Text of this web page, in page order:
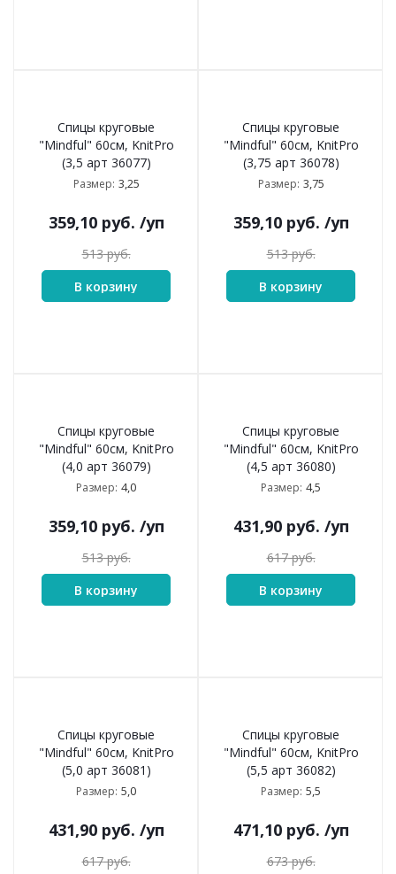
Спицы круговые
"Mindful" 60см, KnitPro
(3,5 арт 36077)
Размер: 3,25
359,10руб. /уп
513руб.
В корзину
Спицы круговые
"Mindful" 60см, KnitPro
(3,75 арт 36078)
Размер: 3,75
359,10руб. /уп
513руб.
В корзину
Спицы круговые
"Mindful" 60см, KnitPro
(4,0 арт 36079)
Размер: 4,0
359,10руб. /уп
513руб.
В корзину
Спицы круговые
"Mindful" 60см, KnitPro
(4,5 арт 36080)
Размер: 4,5
431,90руб. /уп
617руб.
В корзину
Спицы круговые
"Mindful" 60см, KnitPro
(5,0 арт 36081)
Размер: 5,0
431,90руб. /уп
617руб.
Спицы круговые
"Mindful" 60см, KnitPro
(5,5 арт 36082)
Размер: 5,5
471,10руб. /уп
673руб.